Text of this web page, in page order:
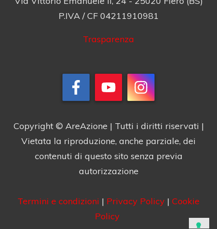
P.IVA / CF 04211910981
Trasparenza
Copyright © AreAzione | Tutti i diritti riservati |
Vietata la riproduzione, anche parziale, dei
contenuti di questo sito senza previa
autorizzazione
Termini e condizioni | Privacy Policy | Cookie
Policy